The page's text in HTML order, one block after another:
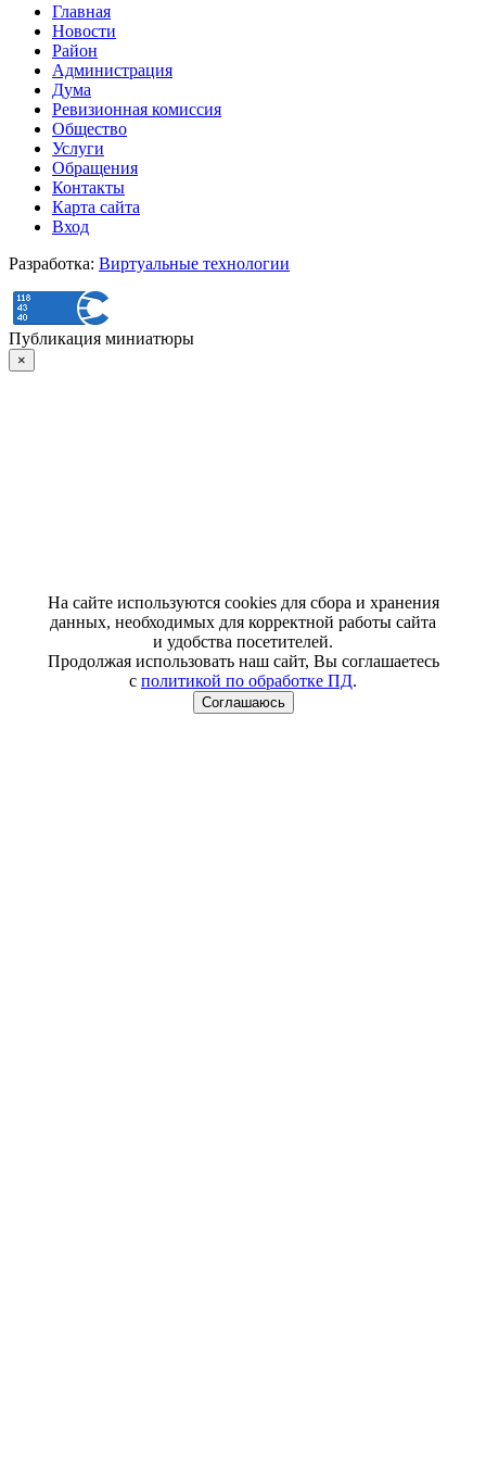
Главная
Новости
Район
Администрация
Дума
Ревизионная комиссия
Общество
Услуги
Обращения
Контакты
Карта сайта
Вход
Разработка: Виртуальные технологии
Публикация миниатюры
×
На сайте используются cookies для сбора и хранения
данных, необходимых для корректной работы сайта
и удобства посетителей.
Продолжая использовать наш сайт, Вы соглашаетесь
с политикой по обработке ПД.
Соглашаюсь